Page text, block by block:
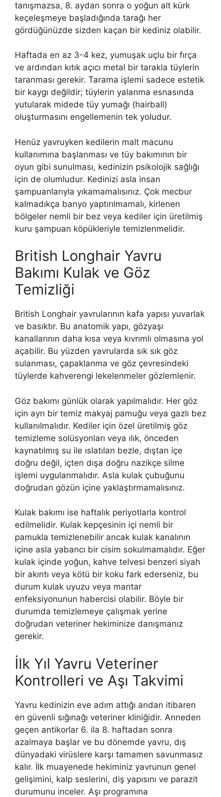
tanışmazsa, 8. aydan sonra o yoğun alt kürk
keçeleşmeye başladığında tarağı her
gördüğünüzde sizden kaçan bir kediniz olabilir.
Haftada en az 3-4 kez, yumuşak uçlu bir fırça
ve ardından kıtık açıcı metal bir tarakla tüylerin
taranması gerekir. Tarama işlemi sadece estetik
bir kaygı değildir; tüylerin yalanma esnasında
yutularak midede tüy yumağı (hairball)
oluşturmasını engellemenin tek yoludur.
Henüz yavruyken kedilerin malt macunu
kullanımına başlanması ve tüy bakımının bir
oyun gibi sunulması, kedinizin psikolojik sağlığı
için de olumludur. Kedinizi asla insan
şampuanlarıyla yıkamamalısınız. Çok mecbur
kalmadıkça banyo yaptırılmamalı, kirlenen
bölgeler nemli bir bez veya kediler için üretilmiş
kuru şampuan köpükleriyle temizlenmelidir.
British Longhair Yavru
Bakımı Kulak ve Göz
Temizliği
British Longhair yavrularının kafa yapısı yuvarlak
ve basıktır. Bu anatomik yapı, gözyaşı
kanallarının daha kısa veya kıvrımlı olmasına yol
açabilir. Bu yüzden yavrularda sık sık göz
sulanması, çapaklanma ve göz çevresindeki
tüylerde kahverengi lekelenmeler gözlemlenir.
Göz bakımı günlük olarak yapılmalıdır. Her göz
için ayrı bir temiz makyaj pamuğu veya gazlı bez
kullanılmalıdır. Kediler için özel üretilmiş göz
temizleme solüsyonları veya ılık, önceden
kaynatılmış su ile ıslatılan bezle, dıştan içe
doğru değil, içten dışa doğru nazikçe silme
işlemi uygulanmalıdır. Asla kulak çubuğunu
doğrudan gözün içine yaklaştırmamalısınız.
Kulak bakımı ise haftalık periyotlarla kontrol
edilmelidir. Kulak kepçesinin içi nemli bir
pamukla temizlenebilir ancak kulak kanalının
içine asla yabancı bir cisim sokulmamalıdır. Eğer
kulak içinde yoğun, kahve telvesi benzeri siyah
bir akıntı veya kötü bir koku fark ederseniz, bu
durum kulak uyuzu veya mantar
enfeksiyonunun habercisi olabilir. Böyle bir
durumda temizlemeye çalışmak yerine
doğrudan veteriner hekiminize danışmanız
gerekir.
İlk Yıl Yavru Veteriner
Kontrolleri ve Aşı Takvimi
Yavru kedinizin eve adım attığı andan itibaren
en güvenli sığınağı veteriner kliniğidir. Anneden
geçen antikorlar 6. ila 8. haftadan sonra
azalmaya başlar ve bu dönemde yavru, dış
dünyadaki virüslere karşı tamamen savunmasız
kalır. İlk muayenede hekiminiz yavrunun genel
gelişimini, kalp seslerini, diş yapısını ve parazit
durumunu inceler. Aşı programına